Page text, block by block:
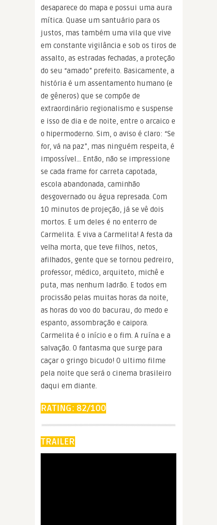
desaparece do mapa e possui uma aura
mítica. Quase um santuário para os
justos, mas também uma vila que vive
em constante vigilância e sob os tiros de
assalto, as estradas fechadas, a proteção
do seu “amado” prefeito. Basicamente, a
história é um assentamento humano (e
de gêneros) que se compõe de
extraordinário regionalismo e suspense
e isso de dia e de noite, entre o arcaico e
o hipermoderno. Sim, o aviso é claro: “Se
for, vá na paz”, mas ninguém respeita, é
impossível… Então, não se impressione
se cada frame for carreta capotada,
escola abandonada, caminhão
desgovernado ou água represada. Com
10 minutos de projeção, já se vê dois
mortos. E um deles é no enterro de
Carmelita. E viva a Carmelita! A festa da
velha morta, que teve filhos, netos,
afilhados, gente que se tornou pedreiro,
professor, médico, arquiteto, michê e
puta, mas nenhum ladrão. E todos em
procissão pelas muitas horas da noite,
as horas do voo do bacurau, do medo e
espanto, assombração e caipora.
Carmelita é o início e o fim. A ruína e a
salvação. O fantasma que surge para
caçar o gringo bicudo! O ultimo filme
pela noite que será o cinema brasileiro
daqui em diante.
RATING: 82/100
TRAILER